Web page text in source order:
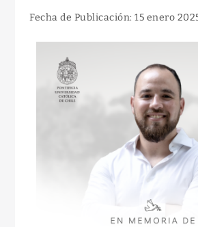
Fecha de Publicación: 15 enero